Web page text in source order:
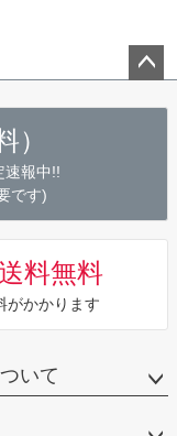
）
速報中!!
です)
料無料
がかかります
いて